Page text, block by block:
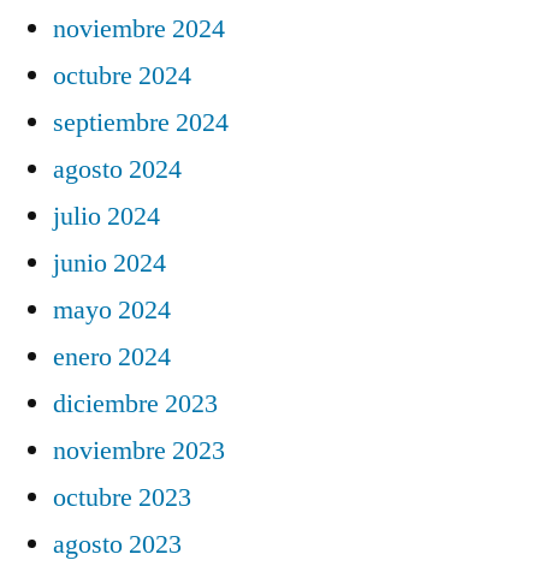
noviembre 2024
octubre 2024
septiembre 2024
agosto 2024
julio 2024
junio 2024
mayo 2024
enero 2024
diciembre 2023
noviembre 2023
octubre 2023
agosto 2023